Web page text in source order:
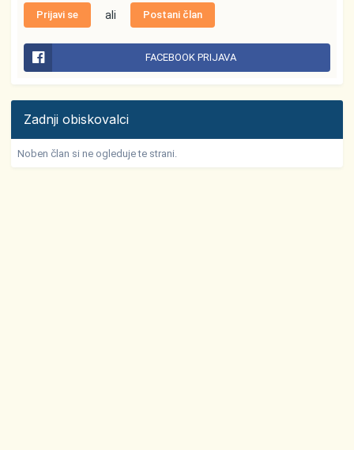
Prijavi se ali Postani član
FACEBOOK PRIJAVA
Zadnji obiskovalci
Noben član si ne ogleduje te strani.